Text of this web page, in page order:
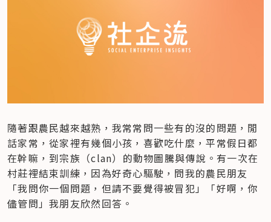
隨著跟農民越來越熟，我常常問一些有的沒的問題，閒
話家常，從家裡有幾個小孩，喜歡吃什麼，平常假日都
在幹嘛，到宗族（clan）的動物圖騰與傳說。有一次在
村莊裡結束訓練，因為好奇心驅駛，問我的農民朋友
「我問你一個問題，但請不要覺得被冒犯」「好啊，你
儘管問」我朋友欣然回答。